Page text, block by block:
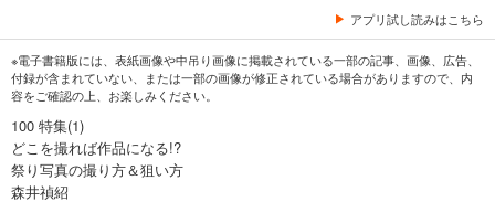
アプリ試し読みはこちら
※電子書籍版には、表紙画像や中吊り画像に掲載されている一部の記事、画像、広告、
付録が含まれていない、または一部の画像が修正されている場合がありますので、内
容をご確認の上、お楽しみください。
100 特集(1)
どこを撮れば作品になる!?
祭り写真の撮り方＆狙い方
森井禎紹